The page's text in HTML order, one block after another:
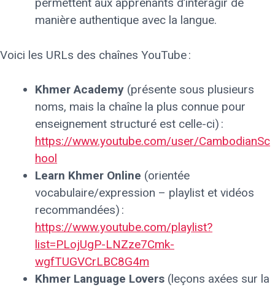
permettent aux apprenants d’interagir de
manière authentique avec la langue.
Voici les URLs des chaînes YouTube :
Khmer Academy (présente sous plusieurs
noms, mais la chaîne la plus connue pour
enseignement structuré est celle-ci) :
https://www.youtube.com/user/CambodianSc
hool
Learn Khmer Online (orientée
vocabulaire/expression – playlist et vidéos
recommandées) :
https://www.youtube.com/playlist?
list=PLojUgP-LNZze7Cmk-
wgfTUGVCrLBC8G4m
Khmer Language Lovers (leçons axées sur la